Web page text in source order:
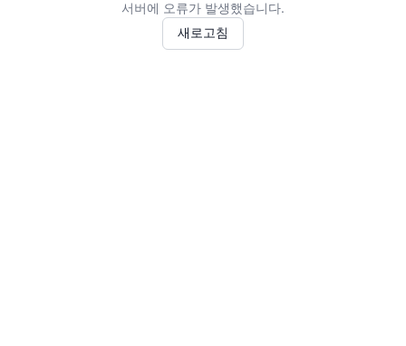
서버에 오류가 발생했습니다.
새로고침